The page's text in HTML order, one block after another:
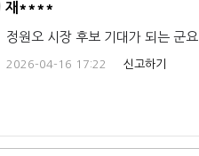
재****
정원오 시장 후보 기대가 되는 군요.
2026-04-16 17:22 신고하기